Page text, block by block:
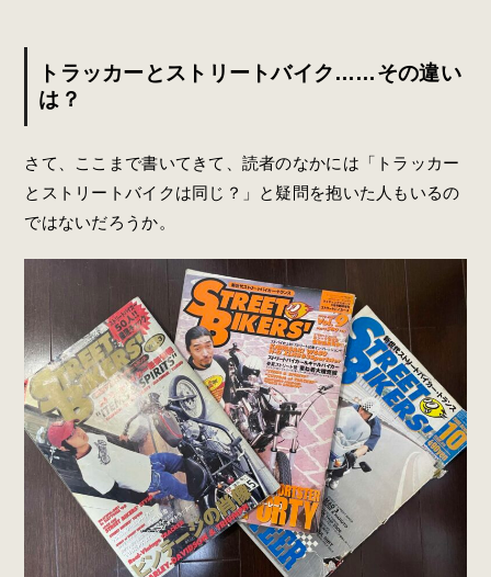
トラッカーとストリートバイク……その違い
は？
さて、ここまで書いてきて、読者のなかには「トラッカー
とストリートバイクは同じ？」と疑問を抱いた人もいるの
ではないだろうか。